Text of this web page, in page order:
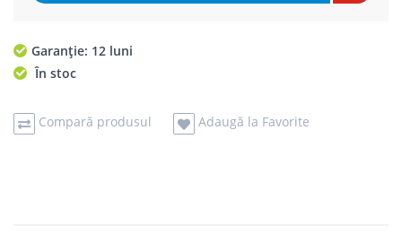
Garanție: 12 luni
În stoc
Compară produsul Adaugă la Favorite